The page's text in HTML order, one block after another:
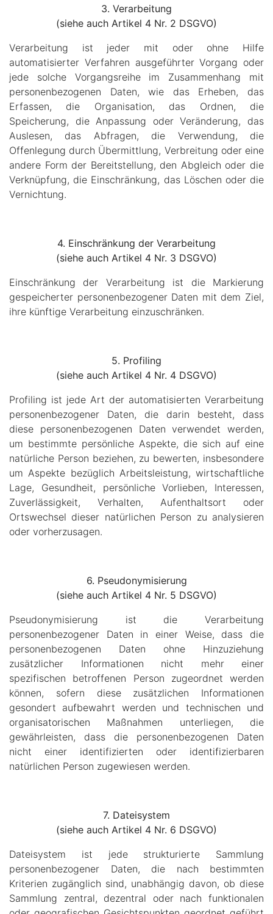
3. Verarbeitung
(siehe auch Artikel 4 Nr. 2 DSGVO)
Verarbeitung ist jeder mit oder ohne Hilfe
automatisierter Verfahren ausgeführter Vorgang oder
jede solche Vorgangsreihe im Zusammenhang mit
personenbezogenen Daten, wie das Erheben, das
Erfassen, die Organisation, das Ordnen, die
Speicherung, die Anpassung oder Veränderung, das
Auslesen, das Abfragen, die Verwendung, die
Offenlegung durch Übermittlung, Verbreitung oder eine
andere Form der Bereitstellung, den Abgleich oder die
Verknüpfung, die Einschränkung, das Löschen oder die
Vernichtung.
4. Einschränkung der Verarbeitung
(siehe auch Artikel 4 Nr. 3 DSGVO)
Einschränkung der Verarbeitung ist die Markierung
gespeicherter personenbezogener Daten mit dem Ziel,
ihre künftige Verarbeitung einzuschränken.
5. Profiling
(siehe auch Artikel 4 Nr. 4 DSGVO)
Profiling ist jede Art der automatisierten Verarbeitung
personenbezogener Daten, die darin besteht, dass
diese personenbezogenen Daten verwendet werden,
um bestimmte persönliche Aspekte, die sich auf eine
natürliche Person beziehen, zu bewerten, insbesondere
um Aspekte bezüglich Arbeitsleistung, wirtschaftliche
Lage, Gesundheit, persönliche Vorlieben, Interessen,
Zuverlässigkeit, Verhalten, Aufenthaltsort oder
Ortswechsel dieser natürlichen Person zu analysieren
oder vorherzusagen.
6. Pseudonymisierung
(siehe auch Artikel 4 Nr. 5 DSGVO)
Pseudonymisierung ist die Verarbeitung
personenbezogener Daten in einer Weise, dass die
personenbezogenen Daten ohne Hinzuziehung
zusätzlicher Informationen nicht mehr einer
spezifischen betroffenen Person zugeordnet werden
können, sofern diese zusätzlichen Informationen
gesondert aufbewahrt werden und technischen und
organisatorischen Maßnahmen unterliegen, die
gewährleisten, dass die personenbezogenen Daten
nicht einer identifizierten oder identifizierbaren
natürlichen Person zugewiesen werden.
7. Dateisystem
(siehe auch Artikel 4 Nr. 6 DSGVO)
Dateisystem ist jede strukturierte Sammlung
personenbezogener Daten, die nach bestimmten
Kriterien zugänglich sind, unabhängig davon, ob diese
Sammlung zentral, dezentral oder nach funktionalen